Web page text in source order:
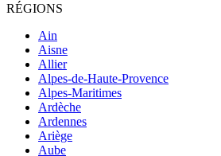
RÉGIONS
Ain
Aisne
Allier
Alpes-de-Haute-Provence
Alpes-Maritimes
Ardèche
Ardennes
Ariège
Aube